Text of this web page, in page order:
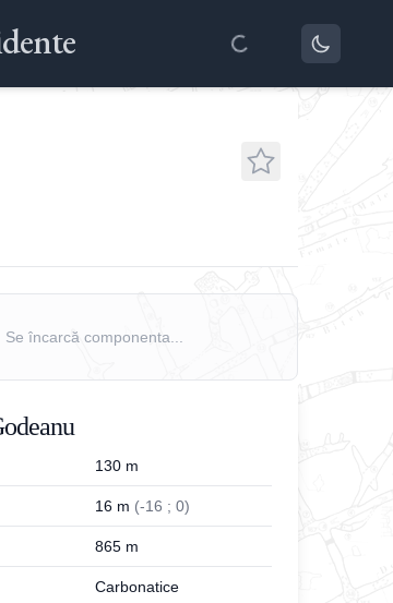
Se încarcă componenta...
130 m
16 m (-16 ; 0)
865 m
Carbonatice